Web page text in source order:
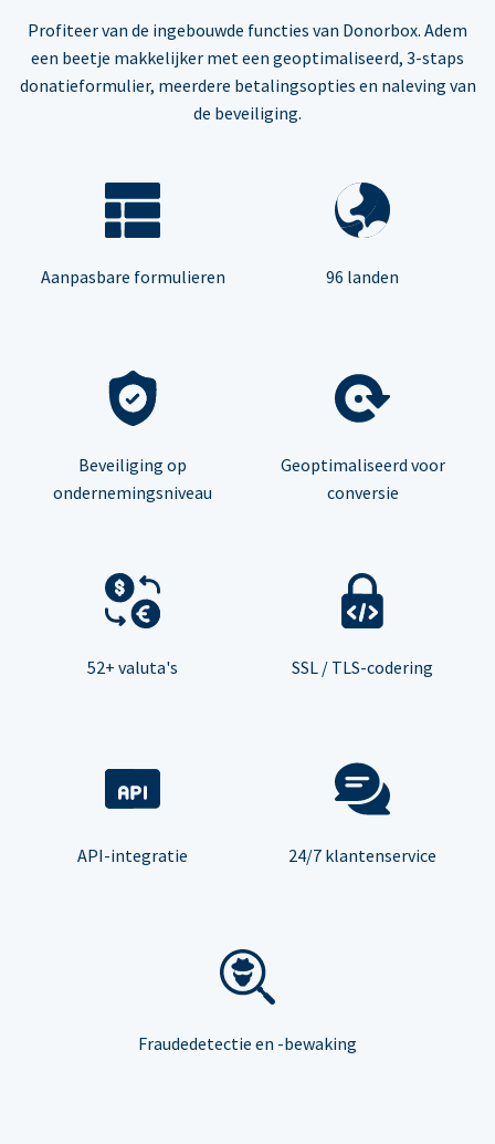
Profiteer van de ingebouwde functies van Donorbox. Adem
een beetje makkelijker met een geoptimaliseerd, 3-staps
donatieformulier, meerdere betalingsopties en naleving van
de beveiliging.
Aanpasbare formulieren 96 landen
Beveiliging op
ondernemingsniveau
Geoptimaliseerd voor
conversie
52+ valuta's SSL / TLS-codering
API-integratie 24/7 klantenservice
Fraudedetectie en -bewaking